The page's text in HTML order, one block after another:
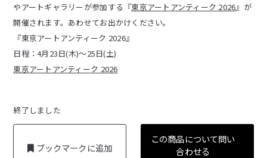
やアートギャラリーが参加する『東京アートアンティーク 2026』が
開催されます。あわせてお出かけください。
『東京アートアンティーク 2026』
日程：4月23日(木)〜25日(土)
東京アートアンティーク 2026
終了しました
ブックマークに追加
この商品について問い
合わせる